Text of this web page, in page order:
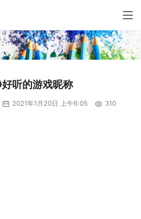
听的游戏昵称
2021年1月20日 上午6:05 310